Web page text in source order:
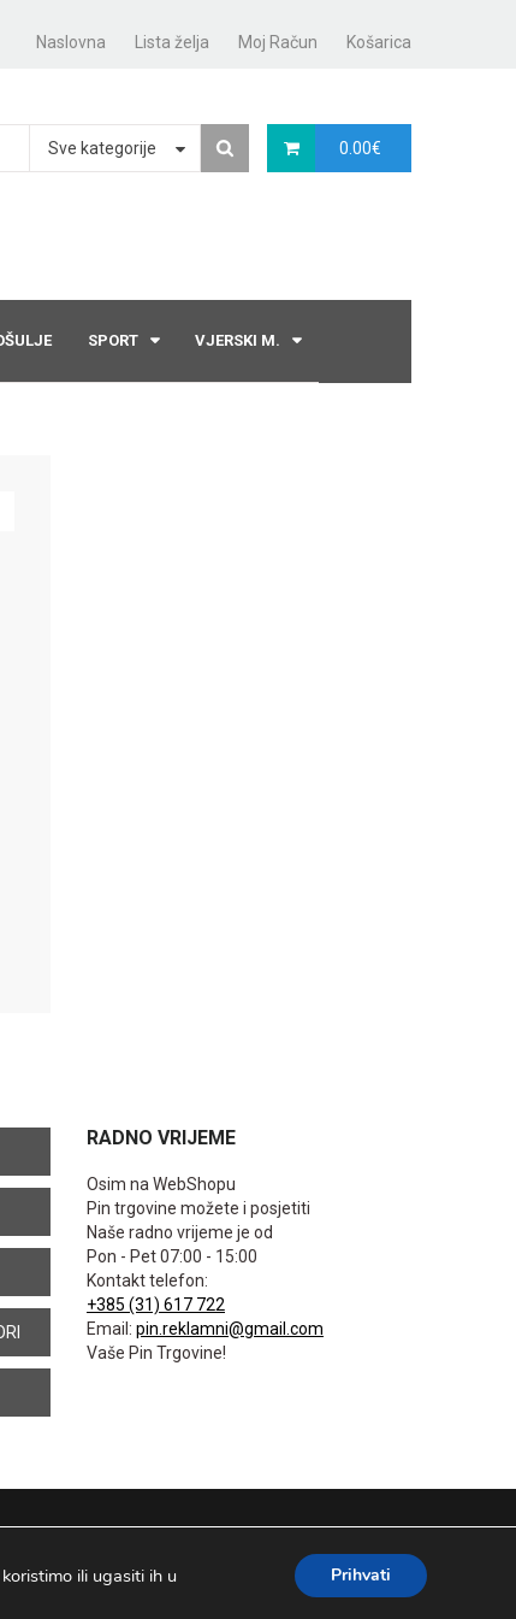
Naslovna Lista želja Moj Račun Košarica
0.00€
Sve kategorije
SPORT VJERSKI M.
RADNO VRIJEME
Osim na WebShopu
Pin trgovine možete i posjetiti
Naše radno vrijeme je od
Pon - Pet 07:00 - 15:00
Kontakt telefon:
+385 (31) 617 722
Email: pin.reklamni@gmail.com
Vaše Pin Trgovine!
ili ugasiti ih u
Prihvati